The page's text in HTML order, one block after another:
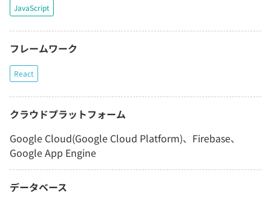
JavaScript
フレームワーク
React
クラウドプラットフォーム
Google Cloud(Google Cloud Platform)、Firebase、
Google App Engine
データベース